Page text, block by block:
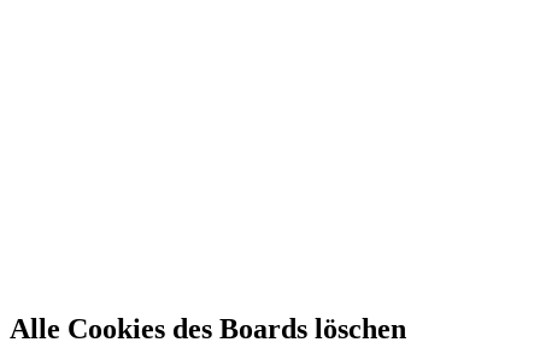
Alle Cookies des Boards löschen